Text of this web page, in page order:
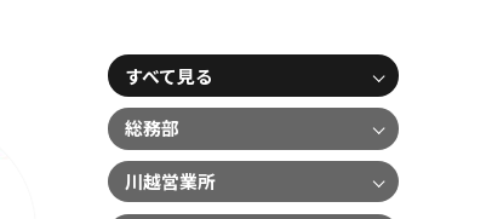
すべて見る
総務部
川越営業所